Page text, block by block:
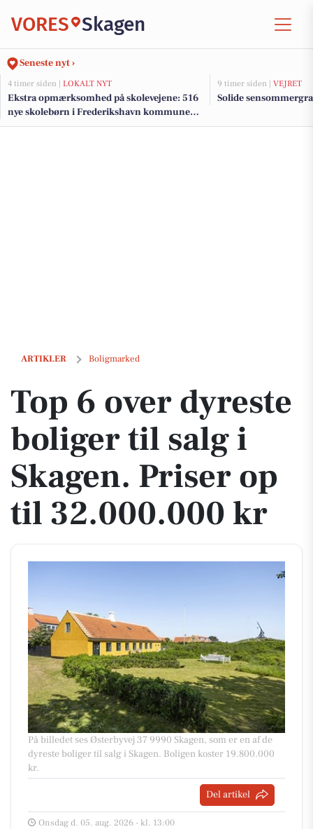
VORES Skagen
Seneste nyt ›
4 timer siden | LOKALT NYT
Ekstra opmærksomhed på skolevejene: 516
nye skolebørn i Frederikshavn kommune
efter sommerferien
9 timer siden | VEJRET
Solide
ARTIKLER Boligmarked
Top 6 over dyreste boliger til salg i Skagen. Priser op til 32.000.000 kr
Top 6 over dyreste
boliger til salg i
Skagen. Priser op
til 32.000.000 kr
På billedet ses Østerbyvej 37 9990 Skagen, som er en af de
dyreste boliger til salg i Skagen. Boligen koster 19.800.000
kr.
Del artikel
Onsdag d. 05. aug. 2026 - kl. 13:00